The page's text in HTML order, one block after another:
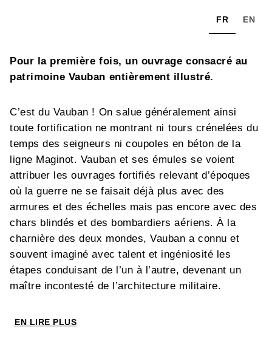
FR EN
Pour la première fois, un ouvrage consacré au
patrimoine Vauban entièrement illustré.
C’est du Vauban ! On salue généralement ainsi
toute fortification ne montrant ni tours crénelées du
temps des seigneurs ni coupoles en béton de la
ligne Maginot. Vauban et ses émules se voient
attribuer les ouvrages fortifiés relevant d’époques
où la guerre ne se faisait déjà plus avec des
armures et des échelles mais pas encore avec des
chars blindés et des bombardiers aériens. À la
charnière des deux mondes, Vauban a connu et
souvent imaginé avec talent et ingéniosité les
étapes conduisant de l’un à l’autre, devenant un
maître incontesté de l’architecture militaire.
Fortifications, ses nombreux écrits et les échanges
EN LIRE PLUS